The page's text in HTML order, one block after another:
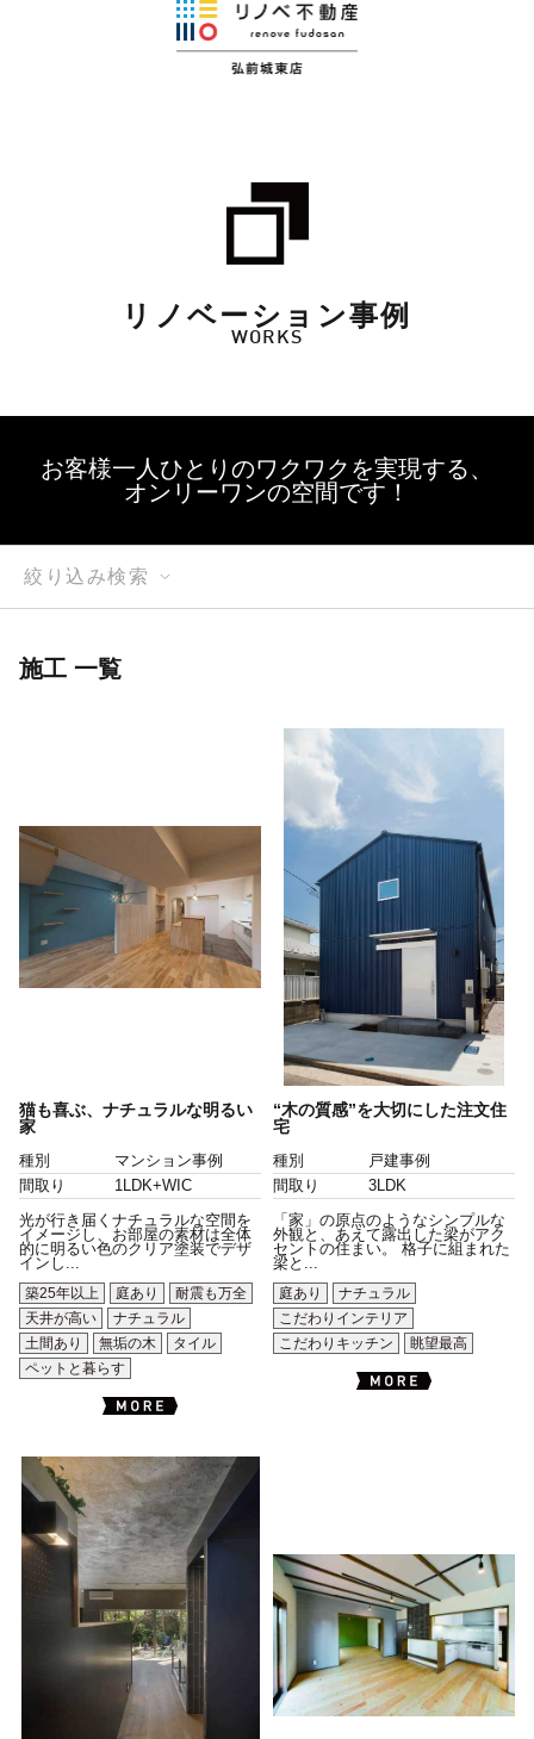
リノベーション事例
WORKS
お客様一人ひとりのワクワクを実現する、
オンリーワンの空間です！
絞り込み検索
施工 一覧
猫も喜ぶ、ナチュラルな明るい
家
種別
マンション事例
間取り
1LDK+WIC
光が行き届くナチュラルな空間を
イメージし、お部屋の素材は全体
的に明るい色のクリア塗装でデザ
インし...
築25年以上
庭あり
耐震も万全
天井が高い
ナチュラル
土間あり
無垢の木
タイル
ペットと暮らす
“木の質感”を大切にした注文住
宅
種別
戸建事例
間取り
3LDK
「家」の原点のようなシンプルな
外観と、あえて露出した梁がアク
セントの住まい。 格子に組まれた
梁と...
庭あり
ナチュラル
こだわりインテリア
こだわりキッチン
眺望最高